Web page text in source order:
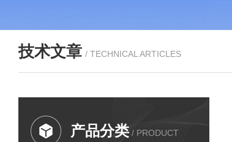
技术文章 / TECHNICAL ARTICLES
产品分类 / PRODUCT